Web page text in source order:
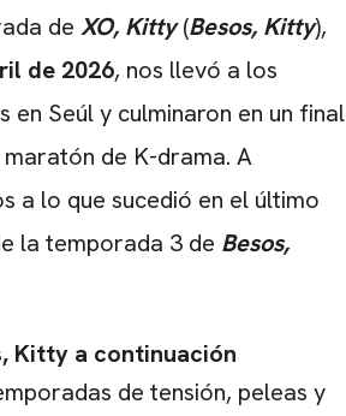
de XO, Kitty(Besos, Kitty),
de 2026, nos llevó a los
en Seúl y culminaron en un final
de K-drama. A
a lo que sucedió en el último
la temporada 3 de Besos,
Kitty a continuación
de tensión, peleas y